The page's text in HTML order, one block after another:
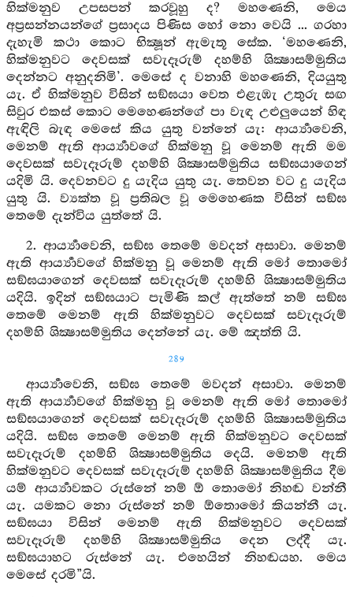
හික්මනුව උපසපන් කරවූහු ද? මහණෙනි, මෙය
අප්‍රසන්නයන්ගේ ප්‍රසාදය පිණිස හෝ නො වෙයි ... ගරහා
දැහැමි කථා කොට භික්‍ෂූන් ඇමැතූ සේක. ‘මහණෙනි,
හික්මනුවට දෙවසක් සවැදෑරුම් දහම්හි ශික්‍ෂාසම්මුතිය
දෙන්නට අනුදනිමි’. මෙසේ ද වනාහි මහණෙනි, දියයුතු
යැ. ඒ හික්මනුව විසින් සඞ්ඝයා වෙත එළැඹැ උතුරු සඟ
සිවුර එකස් කොට මෙහෙණන්ගේ පා වැඳ උළුලුයෙන් හිඳ
ඇඳිලි බැඳ මෙසේ කිය යුතු වන්නේ යැ: ආර්‍ය්‍යාවෙනි,
මෙනම් ඇති ආර්‍ය්‍යාවගේ හික්මනු වූ මෙනම් ඇති මම
දෙවසක් සවැදෑරුම් දහම්හි ශික්‍ෂාසම්මුතිය සඞ්ඝයාගෙන්
යදිමි යි. දෙවනවට දු යැදිය යුතු යැ. තෙවන වට දු යැදිය
යුතු යි. ව්‍යක්ත වූ ප්‍රතිබල වූ මෙහෙණක විසින් සඞ්ඝ
තෙමේ දැන්විය යුත්තේ යි.
2. ආර්‍ය්‍යාවෙනි, සඞ්ඝ තෙමේ මවදන් අසාවා. මෙනම්
ඇති ආර්‍ය්‍යාවගේ හික්මනු වූ මෙනම් ඇති මෝ තොමෝ
සඞ්ඝයාගෙන් දෙවසක් සවැදෑරුම් දහම්හි ශික්‍ෂාසම්මුතිය
යදියි. ඉදින් සඞ්ඝයාට පැමිණි කල් ඇත්තේ නම් සඞ්ඝ
තෙමේ මෙනම් ඇති හික්මනුවට දෙවසක් සවැදෑරුම්
දහම්හි ශික්‍ෂාසම්මුතිය දෙන්නේ යැ. මේ ඤත්ති යි.
289
ආර්‍ය්‍යාවෙනි, සඞ්ඝ තෙමේ මවදන් අසාවා. මෙනම්
ඇති ආර්‍ය්‍යාවගේ හික්මනු වූ මෙනම් ඇති මෝ තොමෝ
සඞ්ඝයාගෙන් දෙවසක් සවැදෑරුම් දහම්හි ශික්‍ෂාසම්මුතිය
යදියි. සඞ්ඝ තෙමේ මෙනම් ඇති හික්මනුවට දෙවසක්
සවැදෑරුම් දහම්හි ශික්‍ෂාසම්මුතිය දෙයි. මෙනම් ඇති
හික්මනුවට දෙවසක් සවැදෑරුම් දහම්හි ශික්‍ෂාසම්මුතිය දීම
යම් ආර්‍ය්‍යාවකට රුස්නේ නම් ඕ තොමෝ නිහඬ වන්නී
යැ. යමකට නො රුස්නේ නම් ඕතොමෝ කියන්නී යැ.
සඞ්ඝයා විසින් මෙනම් ඇති හික්මනුවට දෙවසක්
සවැදෑරුම් දහම්හි ශික්‍ෂාසම්මුතිය දෙන ලද්දී යැ.
සඞ්ඝයාහට රුස්නේ යැ. එහෙයින් නිහඬයහ. මෙය
මෙසේ දරමි”යි.